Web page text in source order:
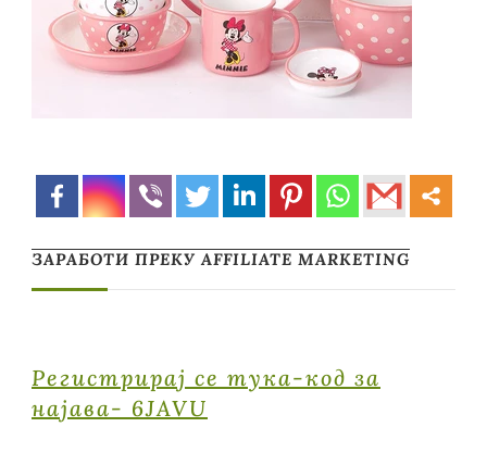
ЗАРАБОТИ ПРЕКУ AFFILIATE MARKETING
Регистрирај се тука-код за
најава- 6JAVU